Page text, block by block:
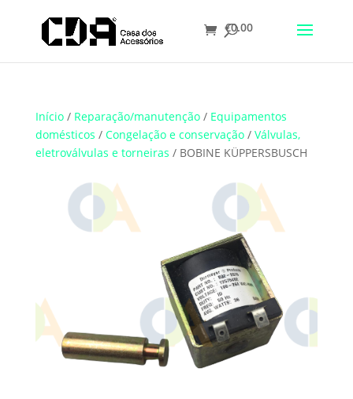
Translate
€0.00
Início/ Reparação/manutenção/ Equipamentos
domésticos / Congelação e conservação/ Válvulas,
eletroválvulas e torneiras / BOBINE KÜPPERSBUSCH